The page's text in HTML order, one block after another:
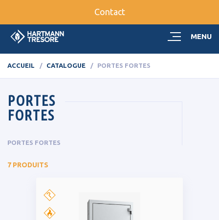
MENU
Contact
ACCUEIL CATALOGUE PORTES FORTES
PORTES
FORTES
PORTES FORTES
7 PRODUITS